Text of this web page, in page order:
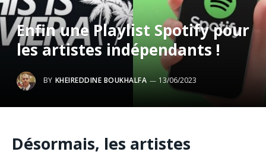
Enfin une Playlist Spotify pour
les artistes indépendants !
BY KHEIREDDINE BOUKHALFA 13/06/2023
Désormais, les artistes